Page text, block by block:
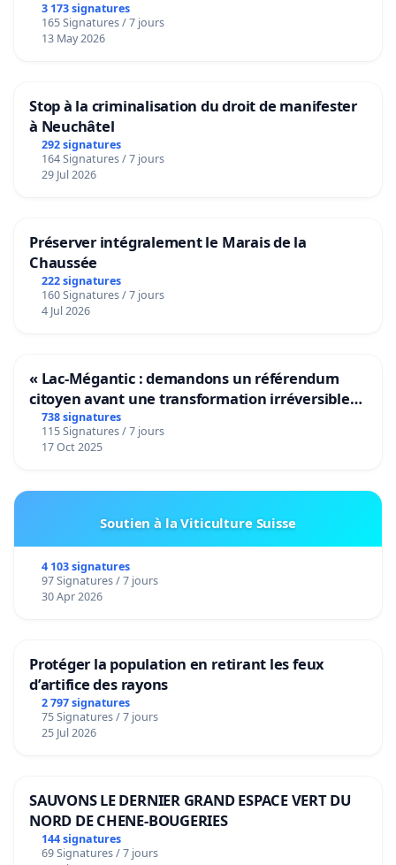
3 173 signatures
165 Signatures / 7 jours
13 May 2026
Stop à la criminalisation du droit de manifester
à Neuchâtel
292 signatures
164 Signatures / 7 jours
29 Jul 2026
Préserver intégralement le Marais de la
Chaussée
222 signatures
160 Signatures / 7 jours
4 Jul 2026
« Lac-Mégantic : demandons un référendum
citoyen avant une transformation irréversible
de notre territoire »
738 signatures
115 Signatures / 7 jours
17 Oct 2025
Soutien à la Viticulture Suisse
4 103 signatures
97 Signatures / 7 jours
30 Apr 2026
Protéger la population en retirant les feux
d’artifice des rayons
2 797 signatures
75 Signatures / 7 jours
25 Jul 2026
SAUVONS LE DERNIER GRAND ESPACE VERT DU
NORD DE CHENE-BOUGERIES
144 signatures
69 Signatures / 7 jours